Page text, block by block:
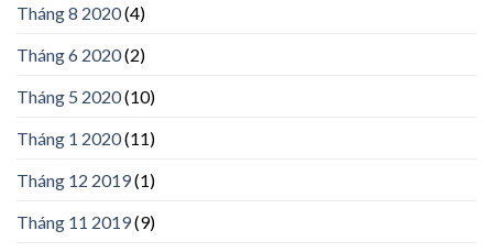
Tháng 8 2020(4)
Tháng 6 2020(2)
Tháng 5 2020(10)
Tháng 1 2020(11)
Tháng 12 2019(1)
Tháng 11 2019(9)